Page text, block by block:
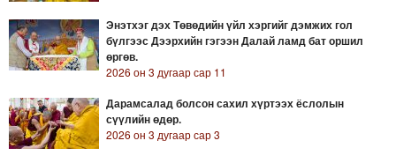
Энэтхэг дэх Төвөдийн үйл хэргийг дэмжих гол
бүлгээс Дээрхийн гэгээн Далай ламд бат оршил
өргөв.
2026 он 3 дугаар сар 11
Дарамсалад болсон сахил хүртээх ёслолын
сүүлийн өдөр.
2026 он 3 дугаар сар 3